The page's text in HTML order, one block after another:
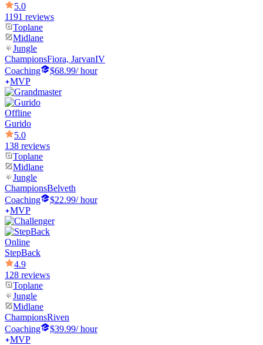
5.0
1191 reviews
Toplane
Midlane
Jungle
ChampionsFiora, JarvanIV
Coaching
$68.99/ hour
MVP
Offline
Gurido
5.0
138 reviews
Toplane
Midlane
Jungle
ChampionsBelveth
Coaching
$22.99/ hour
MVP
Online
StepBack
4.9
128 reviews
Toplane
Jungle
Midlane
ChampionsRiven
Coaching
$39.99/ hour
MVP